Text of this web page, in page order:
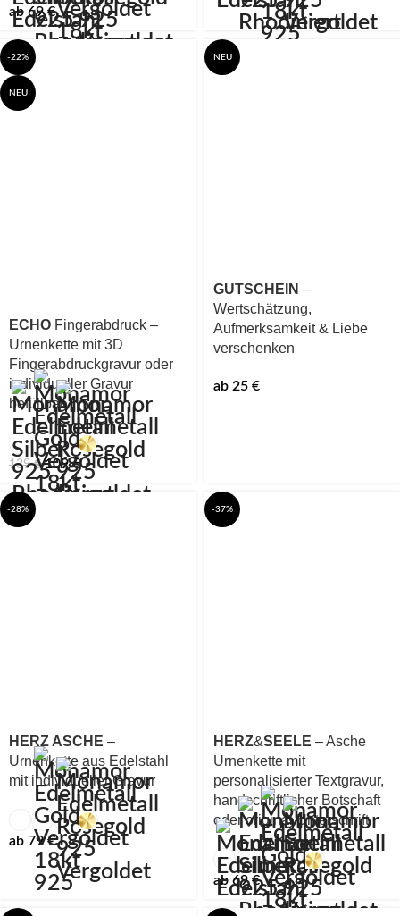
ab 69€
-22%
NEU
ECHO Fingerabdruck –
Urnenkette mit 3D
Fingerabdruckgravur oder
individueller Gravur
befüllbar
139€ 109€
NEU
GUTSCHEIN –
Wertschätzung,
Aufmerksamkeit & Liebe
verschenken
ab 25 €
-28%
HERZ ASCHE –
Urnenkette aus Edelstahl
mit individueller Gravur
ab 79€
-37%
HERZ&SEELE – Asche
Urnenkette mit
personalisierter Textgravur,
handschriftlicher Botschaft
oder original Unterschrift
ab 69€